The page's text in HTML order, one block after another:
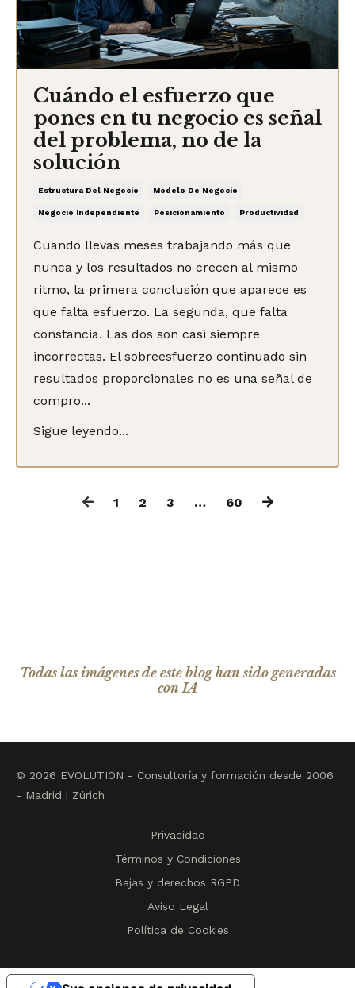
Cuándo el esfuerzo que
pones en tu negocio es señal
del problema, no de la
solución
Estructura Del Negocio Modelo De Negocio
Negocio Independiente Posicionamiento Productividad
Cuando llevas meses trabajando más que
nunca y los resultados no crecen al mismo
ritmo, la primera conclusión que aparece es
que falta esfuerzo. La segunda, que falta
constancia. Las dos son casi siempre
incorrectas. El sobreesfuerzo continuado sin
resultados proporcionales no es una señal de
compro...
Sigue leyendo...
1 2 3 … 60
Todas las imágenes de este blog han sido generadas
con IA
© 2026 EVOLUTION - Consultoría y formación desde 2006
- Madrid | Zúrich
Privacidad
Términos y Condiciones
Bajas y derechos RGPD
Aviso Legal
Política de Cookies